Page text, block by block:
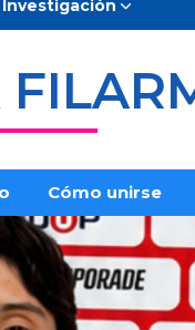
Investigación
Cómo unirse